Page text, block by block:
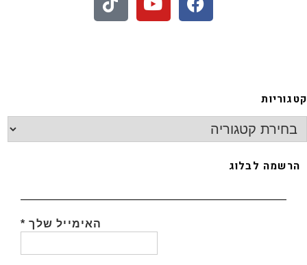
חיתוכיות ריבה וקוקוס
לבלוג
האימייל שלך*